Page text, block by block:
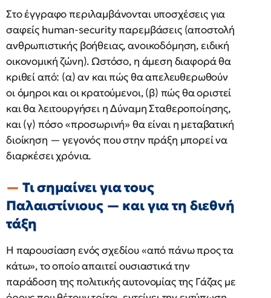
Στο έγγραφο περιλαμβάνονται υποσχέσεις για
σαφείς human-security παρεμβάσεις (αποστολή
ανθρωπιστικής βοήθειας, ανοικοδόμηση, ειδική
οικονομική ζώνη). Ωστόσο, η άμεση διαφορά θα
κριθεί από: (α) αν και πώς θα απελευθερωθούν
οι όμηροι και οι κρατούμενοι, (β) πώς θα οριστεί
και θα λειτουργήσει η Δύναμη Σταθεροποίησης,
και (γ) πόσο «προσωρινή» θα είναι η μεταβατική
διοίκηση — γεγονός που στην πράξη μπορεί να
διαρκέσει χρόνια.
Τι σημαίνει για τους
Παλαιστίνιους — και για τη διεθνή
τάξη
Η παρουσίαση ενός σχεδίου «από πάνω προς τα
κάτω», το οποίο απαιτεί ουσιαστικά την
παράδοση της πολιτικής αυτονομίας της Γάζας με